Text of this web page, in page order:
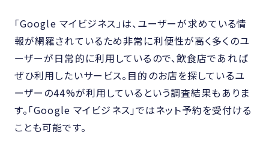
「Google マイビジネス」は、ユーザーが求めている情
報が網羅されているため非常に利便性が高く多くのユ
ーザーが日常的に利用しているので、飲食店であれば
ぜひ利用したいサービス。目的のお店を探しているユ
ーザーの44%が利用しているという調査結果もありま
す。「Google マイビジネス」ではネット予約を受付ける
ことも可能です。